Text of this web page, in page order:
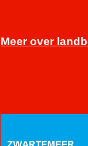
Meer over